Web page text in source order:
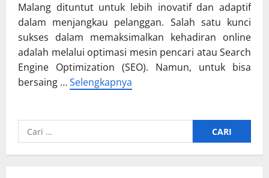
Malang dituntut untuk lebih inovatif dan adaptif
dalam menjangkau pelanggan. Salah satu kunci
sukses dalam memaksimalkan kehadiran online
adalah melalui optimasi mesin pencari atau Search
Engine Optimization (SEO). Namun, untuk bisa
bersaing …Selengkapnya
Cari
untuk: